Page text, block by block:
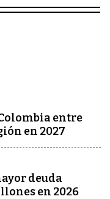
entre
en 2027
deuda
en 2026